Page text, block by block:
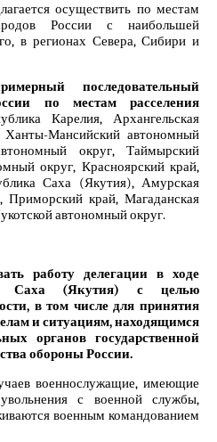
осуществить по местам
России с наибольшей
в регионах Севера, Сибири и
последовательный
по местам расселения
Карелия, Архангельская
Ханты-Мансийский автономный
округ, Таймырский
округ, Красноярский край,
Саха (Якутия), Амурская
Приморский край, Магаданская
автономный округ.
работу делегации в ходе
Саха (Якутия) с целью
в том числе для принятия
и ситуациям, находящимся
органов государственной
обороны России.
военнослужащие, имеющие
с военной службы,
военным командованием